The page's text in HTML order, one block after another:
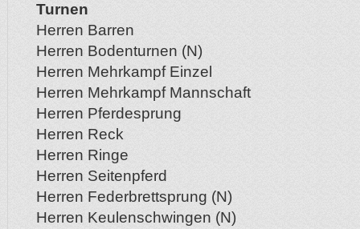
Turnen
Herren Barren
Herren Bodenturnen (N)
Herren Mehrkampf Einzel
Herren Mehrkampf Mannschaft
Herren Pferdesprung
Herren Reck
Herren Ringe
Herren Seitenpferd
Herren Federbrettsprung (N)
Herren Keulenschwingen (N)